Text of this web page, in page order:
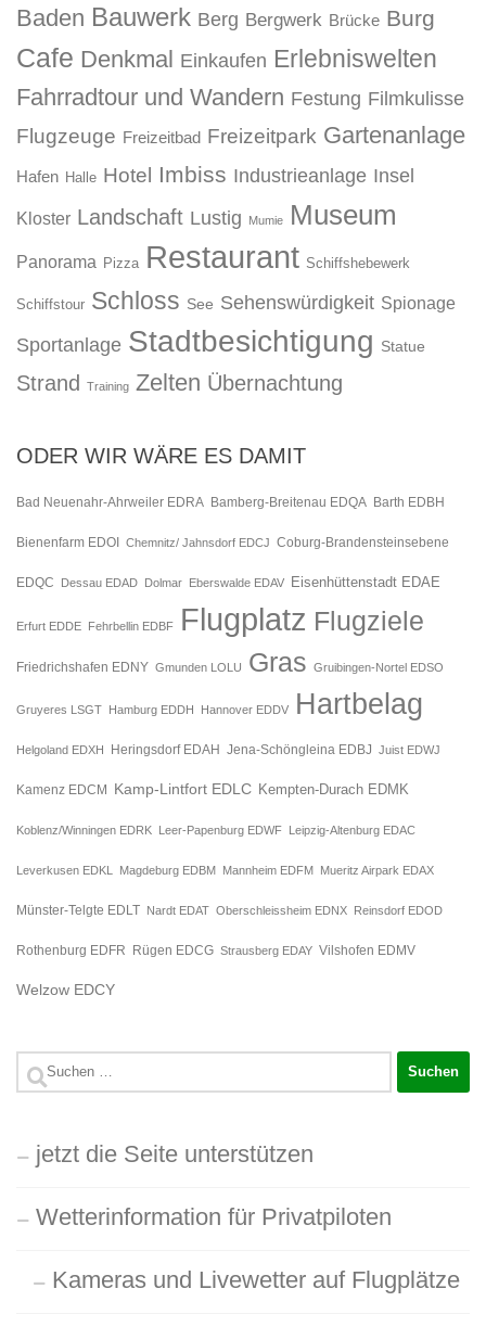
Baden Bauwerk Berg Bergwerk Brücke Burg
Cafe Denkmal Einkaufen Erlebniswelten
Fahrradtour und Wandern Festung Filmkulisse
Flugzeuge Freizeitbad Freizeitpark Gartenanlage
Hafen Halle Hotel Imbiss Industrieanlage Insel
Kloster Landschaft Lustig Mumie Museum
Panorama Pizza Restaurant Schiffshebewerk
Schiffstour Schloss See Sehenswürdigkeit Spionage
Sportanlage Stadtbesichtigung Statue
Strand Training Zelten Übernachtung
ODER WIR WÄRE ES DAMIT
Bad Neuenahr-Ahrweiler EDRA Bamberg-Breitenau EDQA Barth EDBH
Bienenfarm EDOI Chemnitz/ Jahnsdorf EDCJ Coburg-Brandensteinsebene
EDQC Dessau EDAD Dolmar Eberswalde EDAV Eisenhüttenstadt EDAE
Erfurt EDDE Fehrbellin EDBF Flugplatz Flugziele
Friedrichshafen EDNY Gmunden LOLU Gras Gruibingen-Nortel EDSO
Gruyeres LSGT Hamburg EDDH Hannover EDDV Hartbelag
Helgoland EDXH Heringsdorf EDAH Jena-Schöngleina EDBJ Juist EDWJ
Kamenz EDCM Kamp-Lintfort EDLC Kempten-Durach EDMK
Koblenz/Winningen EDRK Leer-Papenburg EDWF Leipzig-Altenburg EDAC
Leverkusen EDKL Magdeburg EDBM Mannheim EDFM Mueritz Airpark EDAX
Münster-Telgte EDLT Nardt EDAT Oberschleissheim EDNX Reinsdorf EDOD
Rothenburg EDFR Rügen EDCG Strausberg EDAY Vilshofen EDMV
Welzow EDCY
Suchen
jetzt die Seite unterstützen
Wetterinformation für Privatpiloten
Kameras und Livewetter auf Flugplätze